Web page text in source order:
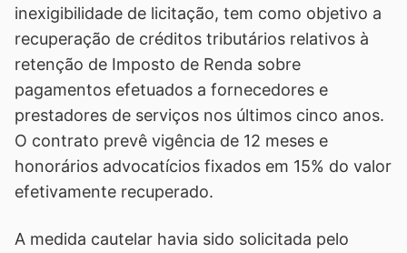
inexigibilidade de licitação, tem como objetivo a
recuperação de créditos tributários relativos à
retenção de Imposto de Renda sobre
pagamentos efetuados a fornecedores e
prestadores de serviços nos últimos cinco anos.
O contrato prevê vigência de 12 meses e
honorários advocatícios fixados em 15% do valor
efetivamente recuperado.
A medida cautelar havia sido solicitada pelo